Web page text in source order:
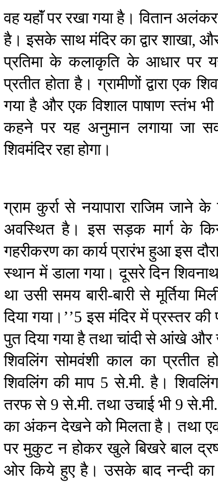
वहयहाॅंपररखागयाहै। वितान
है। इसकेसाथमंदिरकाद्वारशाखा,
प्रतिमा के कलाकृति के आधार पर
प्रतीत होता है। ग्रामीणों द्वारा एक
गया है और एक विशाल पाषाण स्तंभ भी
कहने पर यह अनुमान लगाया जा
शिवमंदिररहाहोगा।
ग्राम कुर्रा से नयापारा राजिम जाने के
अवस्थित है। इस सड़क मार्ग के
गहरीकरणकाकार्यप्रारंभहुआइस
स्थानमेंडालागया। दूसरेदिन
था उसी समय बारी-बारी से मूर्तिया
दियागया। ’’5इसमंदिरमेंप्रस्तरकी
पुतदियागयाहैतथाचांदीसेआंखे और
शिवलिंग सोमवंशी काल का प्रतीत
शिवलिंग की माप5से.मी.है। शिवलिंग
तरफसे9से.मी.तथाउचाईभी9से.मी
का अंकनदेखनेकोेमिलताहै। तथा
पर मुकुट न होकर खुले बिखरे बाल
ओर किये हुए है। उसके बाद नन्दी का